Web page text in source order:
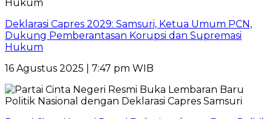
Deklarasi Capres 2029: Samsuri, Ketua Umum PCN,
Dukung Pemberantasan Korupsi dan Supremasi
Hukum
16 Agustus 2025 | 7:47 pm WIB